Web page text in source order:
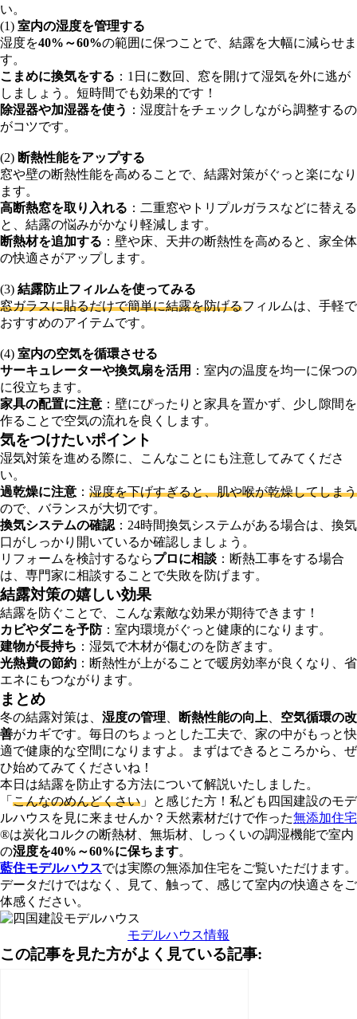
い。
(1) 室内の湿度を管理する
湿度を40%～60%の範囲に保つことで、結露を大幅に減らせま
す。
こまめに換気をする ：1日に数回、窓を開けて湿気を外に逃が
しましょう。短時間でも効果的です！
除湿器や加湿器を使う ：湿度計をチェックしながら調整するの
がコツです。
(2) 断熱性能をアップする
窓や壁の断熱性能を高めることで、結露対策がぐっと楽になり
ます。
高断熱窓を取り入れる ：二重窓やトリプルガラスなどに替える
と、結露の悩みがかなり軽減します。
断熱材を追加する ：壁や床、天井の断熱性を高めると、家全体
の快適さがアップします。
(3) 結露防止フィルムを使ってみる
窓ガラスに貼るだけで簡単に結露を防げるフィルムは、手軽で
おすすめのアイテムです。
(4) 室内の空気を循環させる
サーキュレーターや換気扇を活用 ：室内の温度を均一に保つの
に役立ちます。
家具の配置に注意 ：壁にぴったりと家具を置かず、少し隙間を
作ることで空気の流れを良くします。
気をつけたいポイント
湿気対策を進める際に、こんなことにも注意してみてくださ
い。
過乾燥に注意 ： 湿度を下げすぎると、肌や喉が乾燥してしまう
ので、バランスが大切です。
換気システムの確認 ：24時間換気システムがある場合は、換気
口がしっかり開いているか確認しましょう。
リフォームを検討するならプロに相談 ：断熱工事をする場合
は、専門家に相談することで失敗を防げます。
結露対策の嬉しい効果
結露を防ぐことで、こんな素敵な効果が期待できます！
カビやダニを予防：室内環境がぐっと健康的になります。
建物が長持ち ：湿気で木材が傷むのを防ぎます。
光熱費の節約 ：断熱性が上がることで暖房効率が良くなり、省
エネにもつながります。
まとめ
冬の結露対策は、 湿度の管理 断熱性能の向上
空気循環の改
善がカギです。毎日のちょっとした工夫で、家の中がもっと快
適で健康的な空間になりますよ。まずはできるところから、ぜ
ひ始めてみてくださいね！
本日は結露を防止する方法について解説いたしました。
「 こんなのめんどくさい 」と感じた方！私ども四国建設のモデ
ルハウスを見に来ませんか？天然素材だけで作った無添加住宅
®は炭化コルクの断熱材、無垢材、しっくいの調湿機能で室内
の湿度を40%～60%に保ちます。
藍住モデルハウスでは実際の無添加住宅をご覧いただけます。
データだけではなく、見て、触って、感じて室内の快適さをご
体感ください。
モデルハウス情報
この記事を見た方がよく見ている記事: